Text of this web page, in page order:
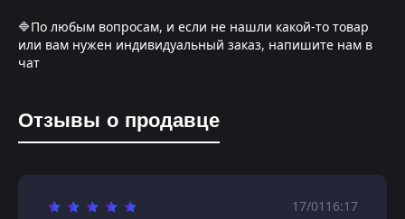
🔷По любым вопросам, и если не нашли какой-то товар
или вам нужен индивидуальный заказ, напишите нам в
чат
Отзывы о продавце
17/01 16:17